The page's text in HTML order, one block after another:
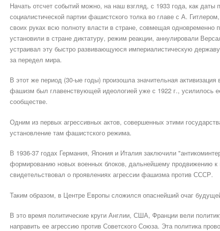
Начать отсчет событий можно, на наш взгляд, с 1933 года, как даты
социалистической партии фашистского толка во главе с А.
своих руках всю полноту власти в стране, совмещая
установили в стране диктатуру, режим реакции, аннулировали
устраивал эту быстро развивающуюся империалистическую
за передел мира.
В этот же период (30-ые годы) произошла значительная
фашизм был главенствующей идеологией уже с 1922 г., усилилось
сообществе.
Одним из первых агрессивных актов, совершенных этими
установление там фашистского режима.
В 1936-37 годах Германия, Япония и Италия заключили
формированию новых военных блоков, дальнейшему продвижению к
свидетельствовал о проявлениях агрессии фашизма против СССР.
Таким образом, в Центре Европы сложился опаснейший очаг
В это время политические круги Англии, США, Франции вели
направить ее агрессию против Советского Союза. Эта политика